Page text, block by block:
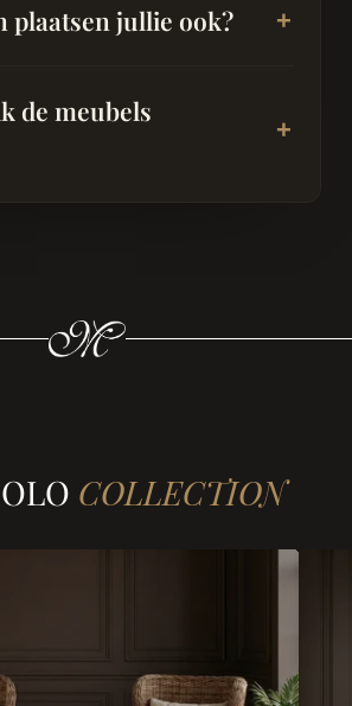
plaatsen jullie ook?
de meubels
COLLECTION